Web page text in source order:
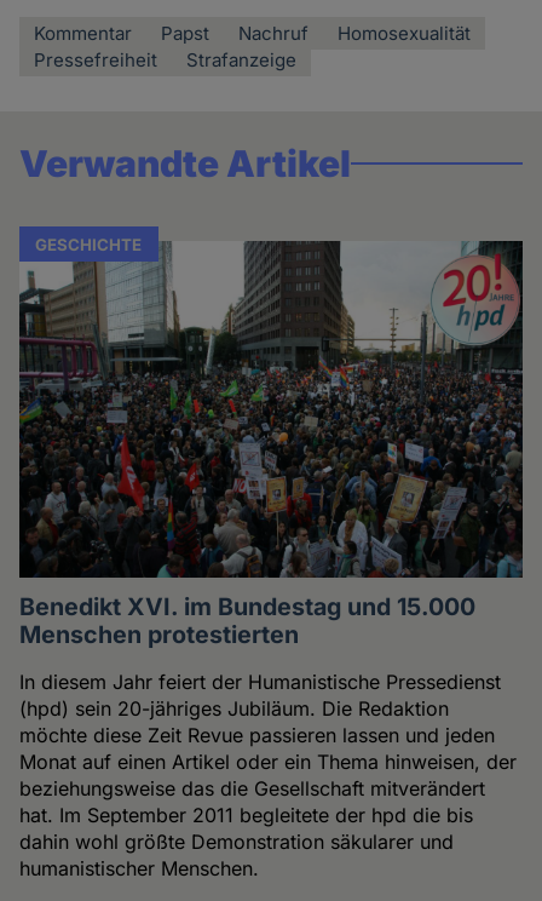
Kommentar Papst Nachruf
Homosexualität
Pressefreiheit
Strafanzeige
Verwandte Artikel
GESCHICHTE
Benedikt XVI. im Bundestag und 15.000
Menschen protestierten
In diesem Jahr feiert der Humanistische Pressedienst
(hpd) sein 20-jähriges Jubiläum. Die Redaktion
möchte diese Zeit Revue passieren lassen und jeden
Monat auf einen Artikel oder ein Thema hinweisen, der
beziehungsweise das die Gesellschaft mitverändert
hat. Im September 2011 begleitete der hpd die bis
dahin wohl größte Demonstration säkularer und
humanistischer Menschen.